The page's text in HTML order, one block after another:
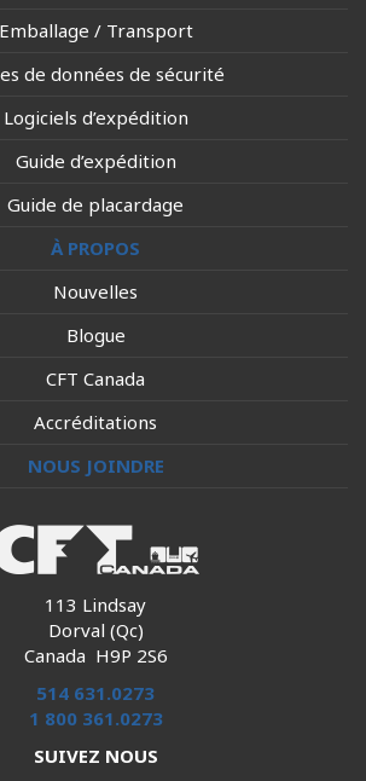
Emballage / Transport
de données de sécurité
Logiciels d’expédition
Guide d’expédition
Guide de placardage
À PROPOS
Nouvelles
Blogue
CFT Canada
Accréditations
NOUS JOINDRE
113 Lindsay
Dorval (Qc)
Canada H9P 2S6
514 631.0273
1 800 361.0273
SUIVEZ NOUS